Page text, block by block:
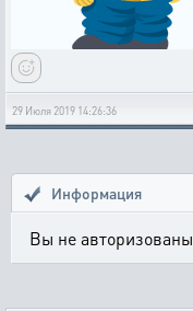
29 Июля 2019 14:26:36
Информация
Вы не авторизованы